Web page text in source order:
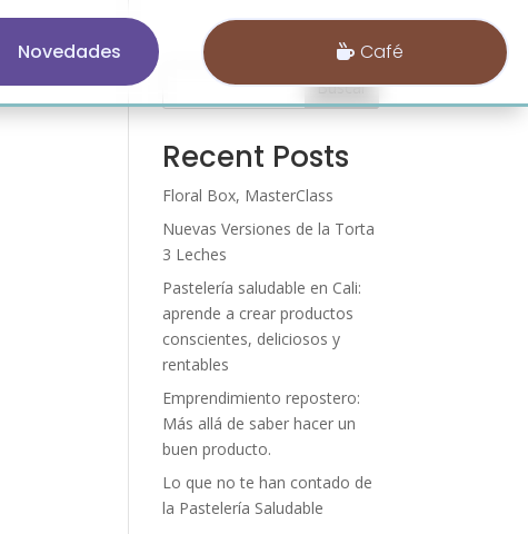
Novedades Café
Buscar
Recent Posts
Floral Box, MasterClass
Nuevas Versiones de la Torta
3 Leches
Pastelería saludable en Cali:
aprende a crear productos
conscientes, deliciosos y
rentables
Emprendimiento repostero:
Más allá de saber hacer un
buen producto.
Lo que no te han contado de
la Pastelería Saludable